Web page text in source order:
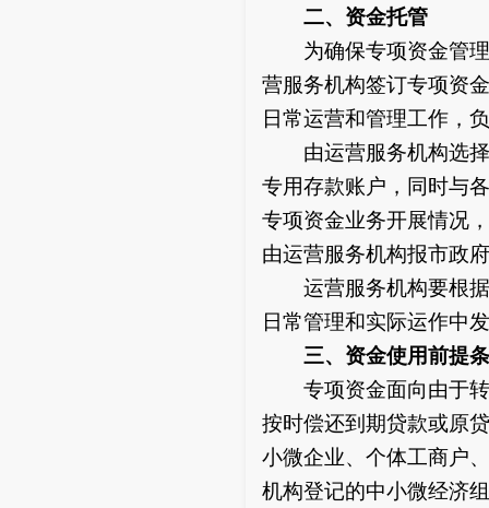
二、资金托管
为确保专项资金管理
营服务机构签订专项资
日常运营和管理工作，
由运营服务机构选择
专用存款账户，同时与
专项资金业务开展情况
由运营服务机构报市政
运营服务机构要根据
日常管理和实际运作中
三、资金使用前提
专项资金面向由于转
按时偿还到期贷款或原
小微企业、个体工商户
机构登记的中小微经济